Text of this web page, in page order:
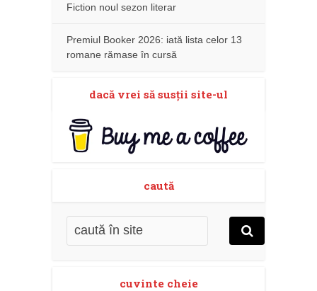
Fiction noul sezon literar
Premiul Booker 2026: iată lista celor 13
romane rămase în cursă
dacă vrei să susţii site-ul
caută
cuvinte cheie